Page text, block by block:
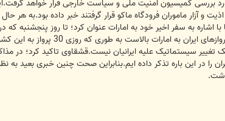
اذیت و آزار ماموران فرودگاه ماکو قرار گرفتند خبر داده
به سفر اخیر خود به امارات عنوان کرد؛ تا روز پنجشنبه که
تکذیب کنیم.به گفته او
تغییر سیستماتیک علیه ایرانیان نیست.قشقاوی تاکید کرد؛ در
را در این باره تذکر داده ایم.بنابراین صحت چنین خبری بعید